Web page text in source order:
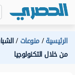
الرئيسية منوعات
من خلال التكنولوجيا